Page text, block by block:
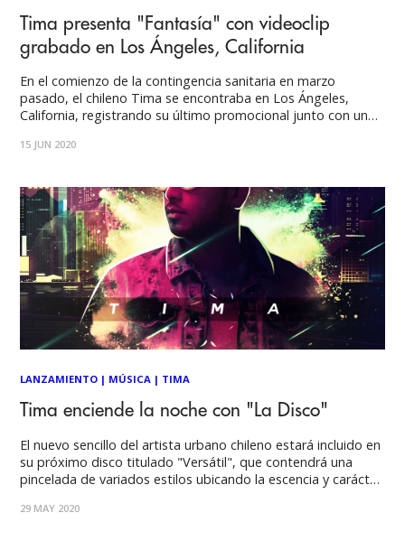
Tima presenta "Fantasía" con videoclip
grabado en Los Ángeles, California
En el comienzo de la contingencia sanitaria en marzo
pasado, el chileno Tima se encontraba en Los Ángeles,
California, registrando su último promocional junto con un
Center, estadio del equipo de baloncesto de la NBA Los
15 JUN 2020
LANZAMIENTO | MÚSICA | TIMA
Tima enciende la noche con "La Disco"
El nuevo sencillo del artista urbano chileno estará incluido en
su próximo disco titulado "Versátil", que contendrá una
pincelada de variados estilos ubicando la escencia y carácter
en plataformas digitales además de su videoclip en
29 MAY 2020